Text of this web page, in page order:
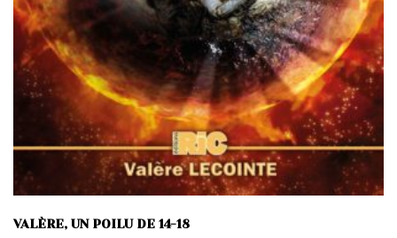
VALÈRE, UN POILU DE 14-18